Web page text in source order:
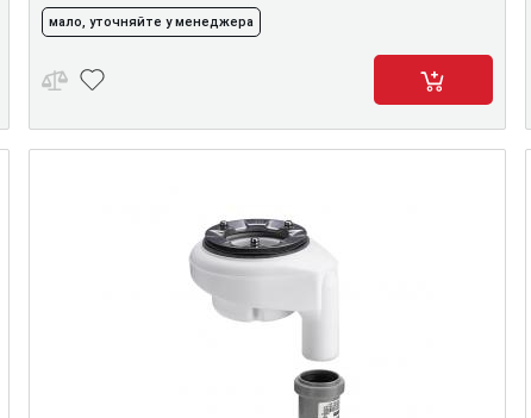
мало, уточняйте у менеджера